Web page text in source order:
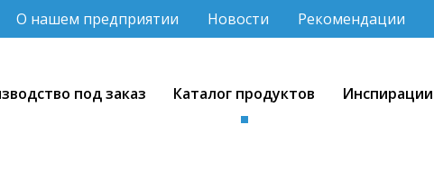
O нашем предприятии Новости Рекомендации
под заказ Каталог продуктов Инспирации